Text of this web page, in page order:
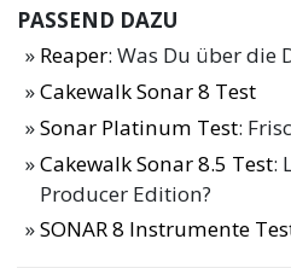
PASSEND DAZU
Reaper: Was Du über die
Cakewalk Sonar 8 Test
Sonar Platinum Test:
Cakewalk Sonar 8.5 Test:
Producer Edition?
SONAR 8 Instrumente